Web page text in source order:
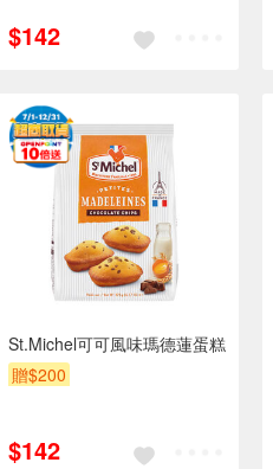
$142
St.Michel可可風味瑪德蓮蛋糕
贈$200
$142